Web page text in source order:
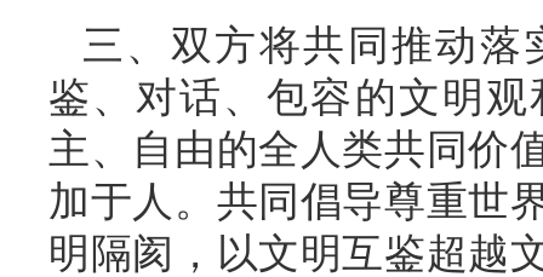
三、双方将共同推动
鉴、对话、包容的文明
主、自由的全人类共同价
加于人。共同倡导尊重世
明隔阂，以文明互鉴超越